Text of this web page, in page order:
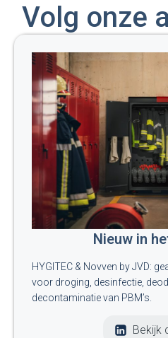
Volg onze
Nieuw in
HYGITEC & Novven by JVD:
voor droging, desinfectie,
decontaminatie van PBM’s.
Bekijk